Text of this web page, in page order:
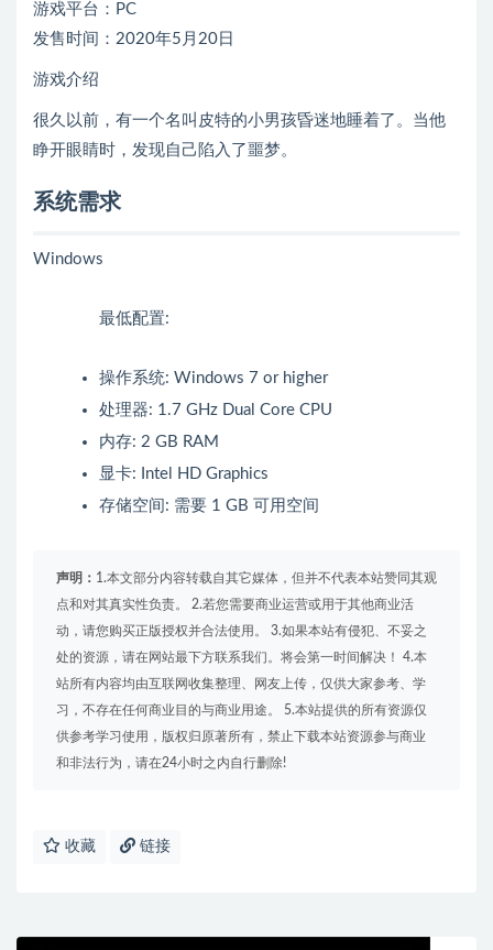
游戏平台：PC
发售时间：2020年5月20日
游戏介绍
很久以前，有一个名叫皮特的小男孩昏迷地睡着了。当他
睁开眼睛时，发现自己陷入了噩梦。
系统需求
Windows
最低配置:
操作系统: Windows 7 or higher
处理器: 1.7 GHz Dual Core CPU
内存: 2 GB RAM
显卡: Intel HD Graphics
存储空间: 需要 1 GB 可用空间
声明： 1.本文部分内容转载自其它媒体，但并不代表本站赞同其观
点和对其真实性负责。 2.若您需要商业运营或用于其他商业活
动，请您购买正版授权并合法使用。 3.如果本站有侵犯、不妥之
处的资源，请在网站最下方联系我们。将会第一时间解决！ 4.本
站所有内容均由互联网收集整理、网友上传，仅供大家参考、学
习，不存在任何商业目的与商业用途。 5.本站提供的所有资源仅
供参考学习使用，版权归原著所有，禁止下载本站资源参与商业
和非法行为，请在24小时之内自行删除!
收藏 链接